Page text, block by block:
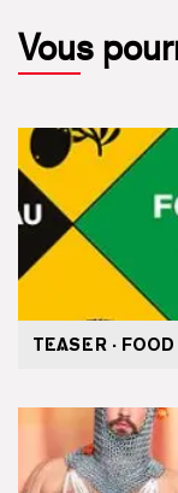
Vous
TEASER ·